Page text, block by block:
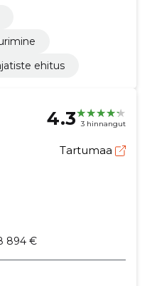
ehitus
4.3 3 hinnangut
Tartumaa
894 €